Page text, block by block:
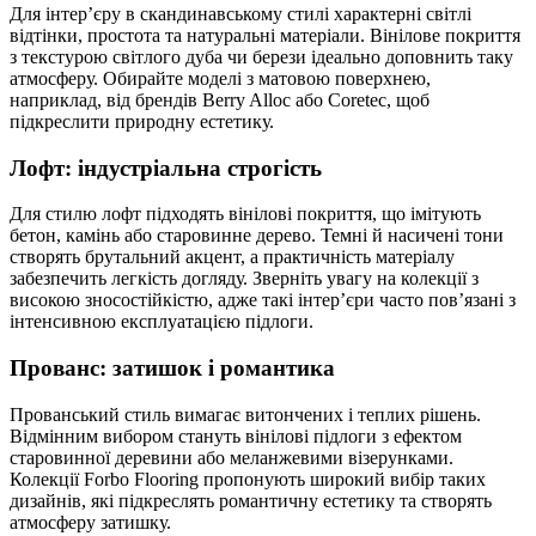
Для інтер’єру в скандинавському стилі характерні світлі
відтінки, простота та натуральні матеріали. Вінілове покриття
з текстурою світлого дуба чи берези ідеально доповнить таку
атмосферу. Обирайте моделі з матовою поверхнею,
наприклад, від брендів Berry Alloc або Coretec, щоб
підкреслити природну естетику.
Лофт: індустріальна строгість
Для стилю лофт підходять вінілові покриття, що імітують
бетон, камінь або старовинне дерево. Темні й насичені тони
створять брутальний акцент, а практичність матеріалу
забезпечить легкість догляду. Зверніть увагу на колекції з
високою зносостійкістю, адже такі інтер’єри часто пов’язані з
інтенсивною експлуатацією підлоги.
Прованс: затишок і романтика
Прованський стиль вимагає витончених і теплих рішень.
Відмінним вибором стануть вінілові підлоги з ефектом
старовинної деревини або меланжевими візерунками.
Колекції Forbo Flooring пропонують широкий вибір таких
дизайнів, які підкреслять романтичну естетику та створять
атмосферу затишку.